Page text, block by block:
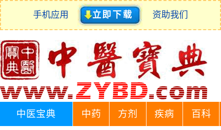
手机应用 立即下载 资助我们
中医宝典 中药 方剂 疾病 百科